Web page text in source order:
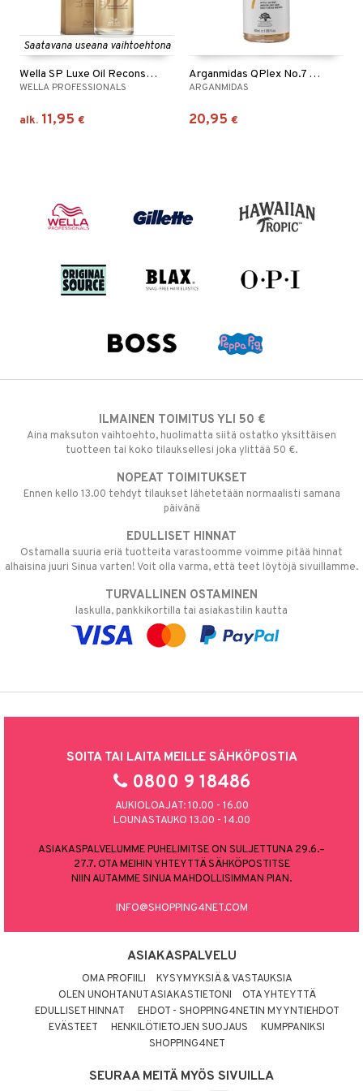
Saatavana useana vaihtoehtona
Wella SP Luxe Oil Reconstructive Elixir
WELLA PROFESSIONALS
alk. 11,95 €
Arganmidas QPlex No.7 Bond Repair Oil
ARGANMIDAS
20,95 €
ILMAINEN TOIMITUS YLI 50 €
Aina maksuton vaihtoehto, huolimatta siitä ostatko yksittäisen
tuotteen tai koko tilauksellesi joka ylittää 50 €.
NOPEAT TOIMITUKSET
Ennen kello 13.00 tehdyt tilaukset lähetetään normaalisti samana
päivänä
EDULLISET HINNAT
Ostamalla suuria eriä tuotteita varastoomme voimme pitää hinnat
alhaisina juuri Sinua varten! Voit olla varma, että teet löytöjä sivuillamme.
TURVALLINEN OSTAMINEN
laskulla, pankkikortilla tai asiakastilin kautta
SOITA TAI LAITA MEILLE SÄHKÖPOSTIA
0800 9 18486
AUKIOLOAJAT: 10.00 - 16.00
LOUNASTAUKO 13.00 - 14.00
ASIAKASPALVELUMME PUHELIMITSE ON SULJETTUNA 29.6.–
27.7. OTA MEIHIN YHTEYTTÄ SÄHKÖPOSTITSE
NIIN AUTAMME SINUA MAHDOLLISIMMAN PIAN.
INFO@SHOPPING4NET.COM
ASIAKASPALVELU
OMA PROFIILI
KYSYMYKSIÄ & VASTAUKSIA
OLEN UNOHTANUT ASIAKASTIETONI
OTA YHTEYTTÄ
EDULLISET HINNAT
EHDOT - SHOPPING4NETIN MYYNTIEHDOT
EVÄSTEET
HENKILÖTIETOJEN SUOJAUS
KUMPPANIKSI
SHOPPING4NET
SEURAA MEITÄ MYÖS SIVUILLA